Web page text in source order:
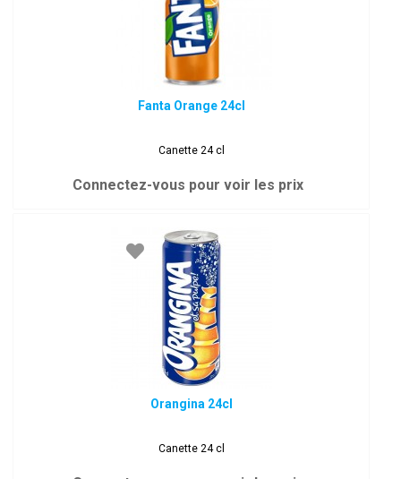
Fanta Orange 24cl
Canette 24 cl
Connectez-vous pour voir les prix
Orangina 24cl
Canette 24 cl